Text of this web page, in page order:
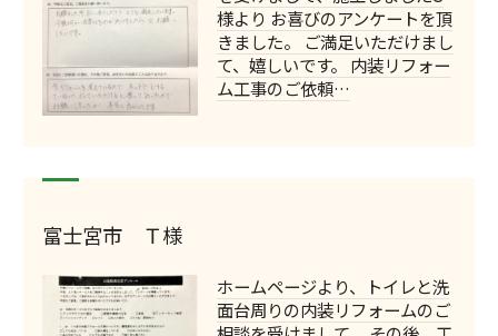
様より お喜びのアンケートを頂
きました。 ご満足いただけまし
て、嬉しいです。 内装リフォー
ム工事のご依頼…
富士宮市 Ｔ様
ホームページより、トイレと洗
面台周りの内装リフォームのご